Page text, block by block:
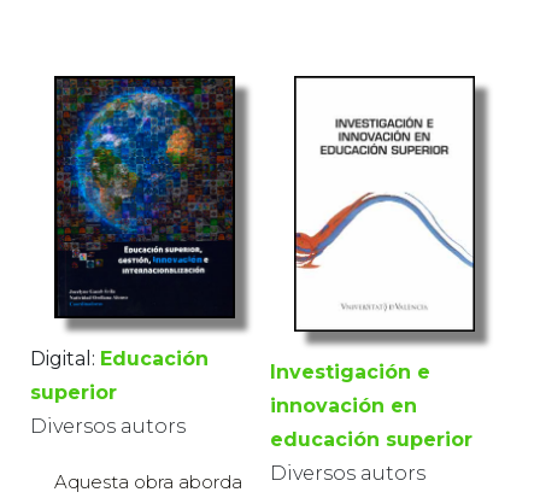
Digital: Educación
superior
Diversos autors
Aquesta obra aborda
Investigación e
innovación en
educación superior
Diversos autors